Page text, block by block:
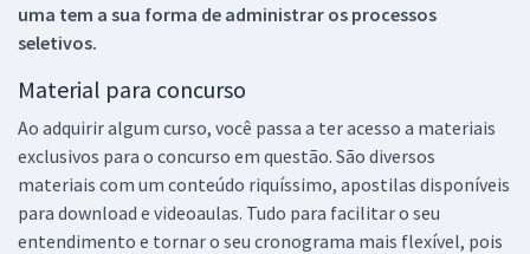
uma tem a sua forma de administrar os processos
seletivos.
Material para concurso
Ao adquirir algum curso, você passa a ter acesso a materiais
exclusivos para o concurso em questão. São diversos
materiais com um conteúdo riquíssimo, apostilas disponíveis
para download e videoaulas. Tudo para facilitar o seu
entendimento e tornar o seu cronograma mais flexível, pois